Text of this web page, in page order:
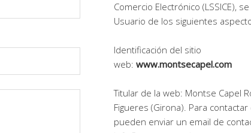
Comercio Electrónico (LSSICE),
Usuario de los siguientes
Identificación del sitio
web:www.montsecapel.com
Titular de la web: Montse Capel
Figueres (Girona). Para contactar
pueden enviar un email de